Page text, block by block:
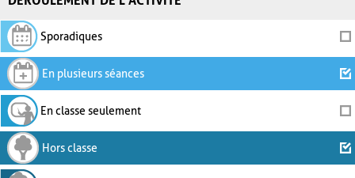
Sporadiques
En plusieurs séances
En classe seulement
Hors classe